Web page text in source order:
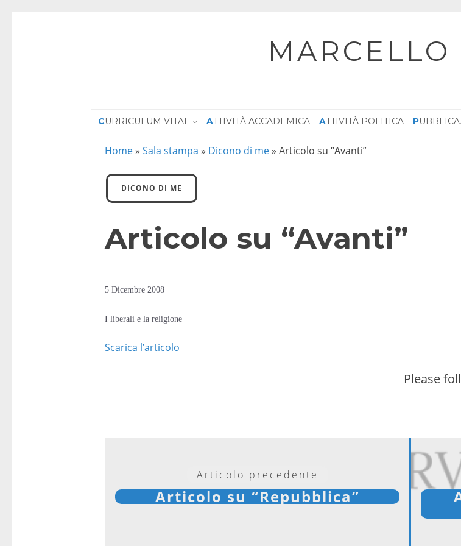
MARCELLO
CURRICULUM VITAE ATTIVITÀ ACCADEMICA ATTIVITÀ POLITICA
Home » Sala stampa » Dicono di me » Articolo su “Avanti”
DICONO DI ME
Articolo su “Avanti”
5 Dicembre 2008
I liberali e la religione
Scarica l’articolo
Please
Articolo precedente
Articolo su “Repubblica”